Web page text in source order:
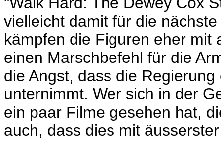
vielleicht damit für die
kämpfen die Figuren eher mit
einen Marschbefehl für die
die Angst, dass die
unternimmt. Wer sich in der
ein paar Filme gesehen hat,
auch, dass dies mit